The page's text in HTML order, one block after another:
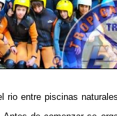
rio entre piscinas